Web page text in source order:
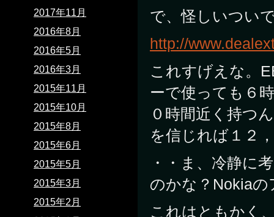
で、怪しいつい
http://
これすげえな。
ーで使っても６
０時間近く持つ
を信じれば１２
・・ま、冷静に
のかな？Nokia
これはともかく
2017年11月
2016年8月
2016年5月
2016年3月
2015年11月
2015年10月
2015年8月
2015年6月
2015年5月
2015年3月
2015年2月